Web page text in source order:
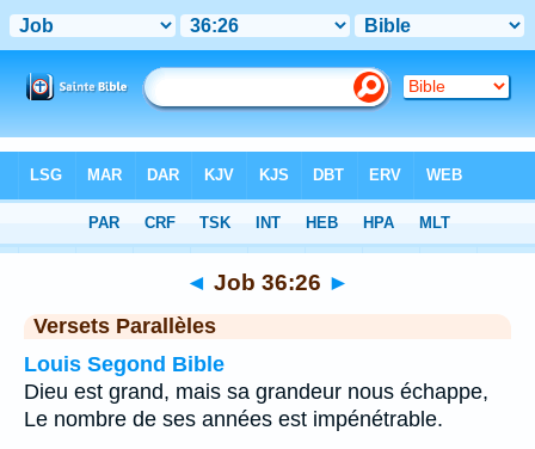
Chapitre 36 > Verset 26
◄ Job 36:26 ►
Versets Parallèles
Louis Segond Bible
Dieu est grand, mais sa grandeur nous échappe,
Le nombre de ses années est impénétrable.